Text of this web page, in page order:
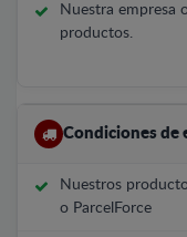
Nuestra empresa
productos.
Condiciones de
Nuestros
o ParcelForce